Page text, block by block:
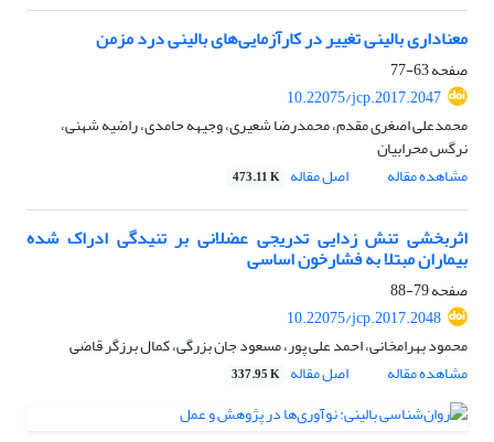
معناداری بالینی تغییر در کارآزمایی‌های بالینی درد مزمن
صفحه63-77
10.22075/jcp.2017.2047
محمدعلی اصغری مقدم، محمدرضا شعیری، وجیهه حامدی، راضیه شهنی،
نرگس محرابیان
مشاهده مقاله
اصل مقاله 473.11 K
اثربخشی تنش زدایی تدریجی عضلانی بر تنیدگی ادراک شده
بیماران مبتلا به فشارخون اساسی
صفحه79-88
10.22075/jcp.2017.2048
محمود بهرامخانی، احمد علی پور، مسعود جان بزرگی، کمال برزگر قاضی
مشاهده مقاله
اصل مقاله 337.95 K